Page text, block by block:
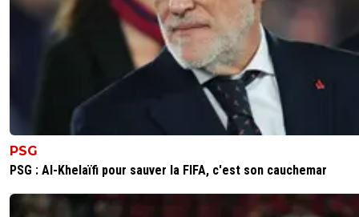
PSG
PSG : Al-Khelaïfi pour sauver la FIFA, c'est son cauchemar